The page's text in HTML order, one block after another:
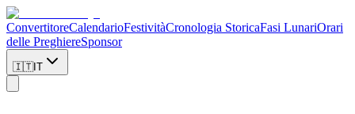
ConvertitoreCalendarioFestivitàCronologia StoricaFasi LunariOrari
delle PreghiereSponsor
🇮🇹IT